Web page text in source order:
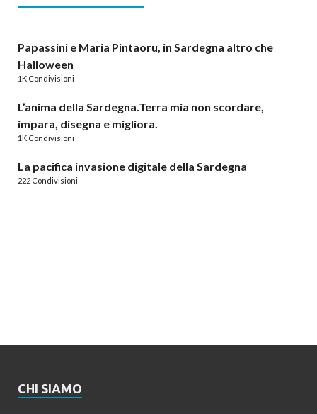
Papassini e Maria Pintaoru, in Sardegna altro che
Halloween
1K Condivisioni
L’anima della Sardegna.Terra mia non scordare,
impara, disegna e migliora.
1K Condivisioni
La pacifica invasione digitale della Sardegna
222 Condivisioni
CHI SIAMO